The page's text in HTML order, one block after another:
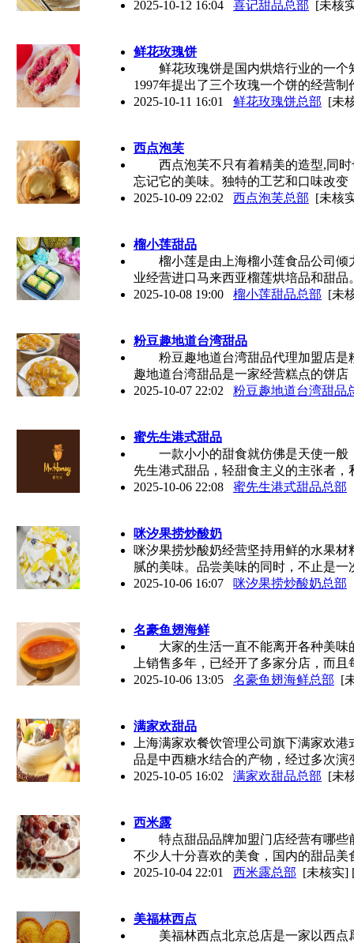
2025-10-12 16:04 喜记甜品总部 [未核
鲜花玫瑰饼
鲜花玫瑰饼是国内烘焙行业的一个
1997年提出了三个玫瑰一个饼的经营制
2025-10-11 16:01
鲜花玫瑰饼总部 [未
西点泡芙
西点泡芙不只有着精美的造型,同时
忘记它的美味。独特的工艺和口味改变
2025-10-09 22:02
西点泡芙总部 [未核
榴小莲甜品
榴小莲是由上海榴小莲食品公司倾
业经营进口马来西亚榴莲烘培品和甜品
2025-10-08 19:00
榴小莲甜品总部 [未
粉豆趣地道台湾甜品
粉豆趣地道台湾甜品代理加盟店是
趣地道台湾甜品是一家经营糕点的饼店
2025-10-07 22:02
粉豆趣地道台湾甜品
蜜先生港式甜品
一款小小的甜食就仿佛是天使一般
先生港式甜品，轻甜食主义的主张者，
2025-10-06 22:08
蜜先生港式甜品总部
咪汐果捞炒酸奶
咪汐果捞炒酸奶经营坚持用鲜的水果
腻的美味。品尝美味的同时，不止是一
2025-10-06 16:07
咪汐果捞炒酸奶总部
名豪鱼翅海鲜
大家的生活一直不能离开各种美味
上销售多年，已经开了多家分店，而且
2025-10-06 13:05
名豪鱼翅海鲜总部 [
满家欢甜品
上海满家欢餐饮管理公司旗下满家欢
品是中西糖水结合的产物，经过多次演
2025-10-05 16:02
满家欢甜品总部 [未
西米露
特点甜品品牌加盟门店经营有哪些
不少人十分喜欢的美食，国内的甜品美
2025-10-04 22:01
西米露总部 [未核实]
美福林西点
美福林西点北京总店是一家以西点